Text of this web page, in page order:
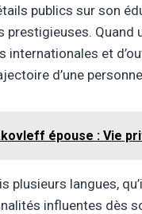
publics sur son
Quand
internationales et
d’une
épouse : Vie
plusieurs langues,
influentes dès